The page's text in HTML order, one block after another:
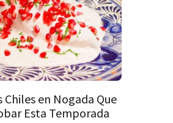
Chiles en Nogada Que
Esta Temporada